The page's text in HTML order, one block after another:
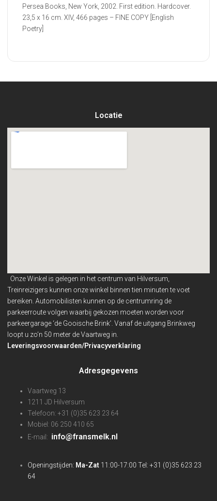
Persea Books, New York, 2002. First edition. Hardcover.
23,5 x 16 cm. XIV, 466 pages – FINE COPY [English
Poetry]
Locatie
Onze Winkel is gelegen in het centrum van Hilversum,
Treinreizigers kunnen onze winkel binnentien minuten te voet
bereiken. Automobilisten kunnen op de centrumring de
parkeerroute volgen waarbij gekozen moeten worden voor
parkeergarage ‘de Gooische Brink’. Vanaf de uitgang Brinkweg
loopt u zo’n 50 meter de Vaartweg in.
Leveringsvoorwaarden/Privacyverklaring
Adresgegevens
Vaartweg 13
1211 JD Hilversum
Telefoon: +31 (0)35 623 23 64
Mobiel: 06 250 410 65
E-mail: info@fransmelk.nl
Openingstijden: Ma-Zat 11:00-17:00 Tel: +31 (0)35 623 23
64